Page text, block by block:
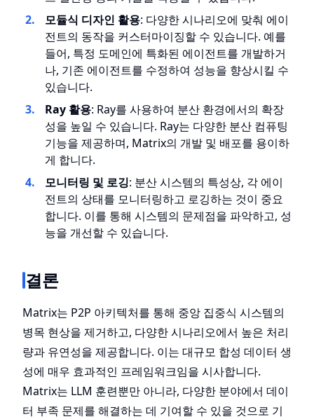
모듈식 디자인 활용: 다양한 시나리오에 맞춰 에이
전트의 동작을 커스터마이징할 수 있습니다. 예를
들어, 특정 도메인에 특화된 에이전트를 개발하거
나, 기존 에이전트를 수정하여 성능을 향상시킬 수
있습니다.
Ray 활용: Ray를 사용하여 분산 환경에서의 확장
성을 높일 수 있습니다. Ray는 다양한 분산 컴퓨팅
기능을 제공하며, Matrix의 개발 및 배포를 용이하
게 합니다.
모니터링 및 로깅: 분산 시스템의 특성상, 각 에이
전트의 상태를 모니터링하고 로깅하는 것이 중요
합니다. 이를 통해 시스템의 문제점을 파악하고, 성
능을 개선할 수 있습니다.
결론
Matrix는 P2P 아키텍처를 통해 중앙 집중식 시스템의
병목 현상을 제거하고, 다양한 시나리오에서 높은 처리
량과 유연성을 제공합니다. 이는 대규모 합성 데이터 생
성에 매우 효과적인 프레임워크임을 시사합니다.
Matrix는 LLM 훈련뿐만 아니라, 다양한 분야에서 데이
터 부족 문제를 해결하는 데 기여할 수 있을 것으로 기